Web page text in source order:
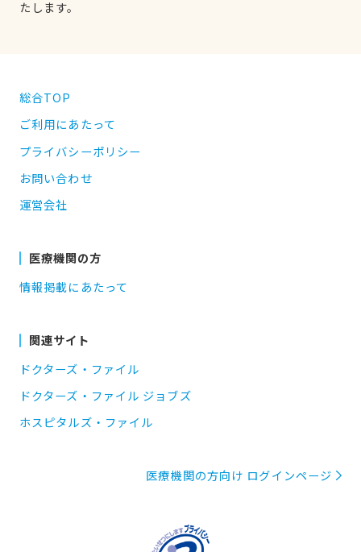
たします。
総合TOP
ご利用にあたって
プライバシーポリシー
お問い合わせ
運営会社
医療機関の方
情報掲載にあたって
関連サイト
ドクターズ・ファイル
ドクターズ・ファイル ジョブズ
ホスピタルズ・ファイル
医療機関の方向け ログインページ